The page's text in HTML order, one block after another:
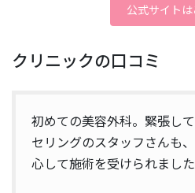
公式サイト
クリニックの口コミ
初めての美容外科。緊張し
セリングのスタッフさんも
心して施術を受けられました